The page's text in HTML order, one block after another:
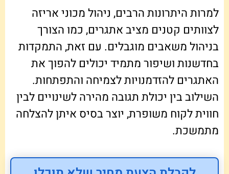
למרות היתרונות הרבים, ניהול מכוני אריזה
לצוותים קטנים מציב אתגרים, כמו הצורך
בניהול משאבים מוגבלים. עם זאת, התמקדות
בחדשנות ושיפור מתמיד יכולים להפוך את
האתגרים להזדמנויות לצמיחה והתפתחות.
השילוב בין יכולת תגובה מהירה לשינויים לבין
חווית לקוח משופרת, יוצר בסיס איתן להצלחה
מתמשכת.